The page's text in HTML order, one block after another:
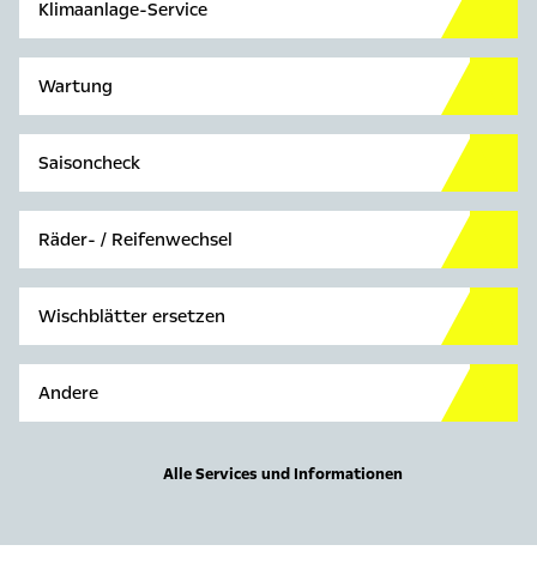
Klimaanlage-Service
Wartung
Saisoncheck
Räder- / Reifenwechsel
Wischblätter ersetzen
Andere
Alle Services und Informationen